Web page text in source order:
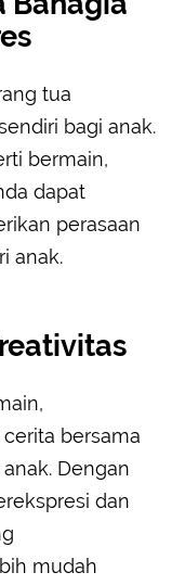
tua
bagi anak.
bermain,
dapat
perasaan
anak.
bersama
Dengan
dan
mudah